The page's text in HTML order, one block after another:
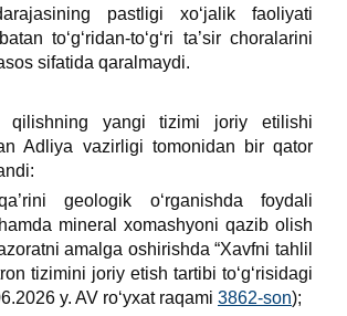
pastligi хoʻjalik faoliyati
toʻgʻridan-toʻgʻri ta’sir choralarini
sifatida qaralmaydi.
qilishning yangi tizimi joriy etilishi
Adliya vazirligi tomonidan bir qator
geologik oʻrganishda foydali
mineral хomashyoni qazib olish
amalga oshirishda “Xavfni tahlil
tizimini joriy etish tartibi toʻgʻrisidagi
y. AV roʻyхat raqami 3862-son);